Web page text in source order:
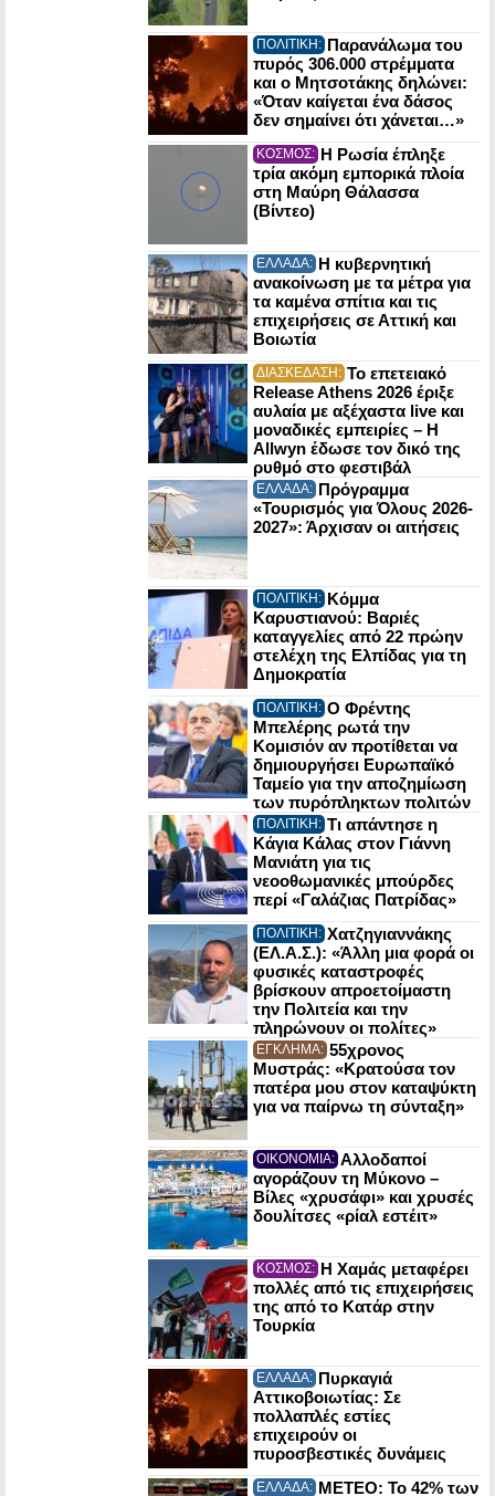
ΠΟΛΙΤΙΚΗ: Παρανάλωμα του
πυρός 306.000 στρέμματα
και ο Μητσοτάκης δηλώνει:
«Όταν καίγεται ένα δάσος
δεν σημαίνει ότι χάνεται…»
ΚΟΣΜΟΣ: Η Ρωσία έπληξε
τρία ακόμη εμπορικά πλοία
στη Μαύρη Θάλασσα
(Βίντεο)
ΕΛΛΑΔΑ: Η κυβερνητική
ανακοίνωση με τα μέτρα για
τα καμένα σπίτια και τις
επιχειρήσεις σε Αττική και
Βοιωτία
ΔΙΑΣΚΕΔΑΣΗ: Το επετειακό
Release Athens 2026 έριξε
αυλαία με αξέχαστα live και
μοναδικές εμπειρίες – Η
Allwyn έδωσε τον δικό της
ρυθμό στο φεστιβάλ
ΕΛΛΑΔΑ: Πρόγραμμα
«Τουρισμός για Όλους 2026-
2027»: Άρχισαν οι αιτήσεις
ΠΟΛΙΤΙΚΗ: Κόμμα
Καρυστιανού: Βαριές
καταγγελίες από 22 πρώην
στελέχη της Ελπίδας για τη
Δημοκρατία
ΠΟΛΙΤΙΚΗ: Ο Φρέντης
Μπελέρης ρωτά την
Κομισιόν αν προτίθεται να
δημιουργήσει Ευρωπαϊκό
Ταμείο για την αποζημίωση
των πυρόπληκτων πολιτών
ΠΟΛΙΤΙΚΗ: Τι απάντησε η
Κάγια Κάλας στον Γιάννη
Μανιάτη για τις
νεοοθωμανικές μπούρδες
περί «Γαλάζιας Πατρίδας»
ΠΟΛΙΤΙΚΗ: Χατζηγιαννάκης
(ΕΛ.Α.Σ.): «Άλλη μια φορά οι
φυσικές καταστροφές
βρίσκουν απροετοίμαστη
την Πολιτεία και την
πληρώνουν οι πολίτες»
ΕΓΚΛΗΜΑ: 55χρονος
Μυστράς: «Κρατούσα τον
πατέρα μου στον καταψύκτη
για να παίρνω τη σύνταξη»
ΟΙΚΟΝΟΜΙΑ: Αλλοδαποί
αγοράζουν τη Μύκονο –
Βίλες «χρυσάφι» και χρυσές
δουλίτσες «ρίαλ εστέιτ»
ΚΟΣΜΟΣ: Η Χαμάς μεταφέρει
πολλές από τις επιχειρήσεις
της από το Κατάρ στην
Τουρκία
ΕΛΛΑΔΑ: Πυρκαγιά
Αττικοβοιωτίας: Σε
πολλαπλές εστίες
επιχειρούν οι
πυροσβεστικές δυνάμεις
ΕΛΛΑΔΑ: ΜΕΤΕΟ: Το 42% των